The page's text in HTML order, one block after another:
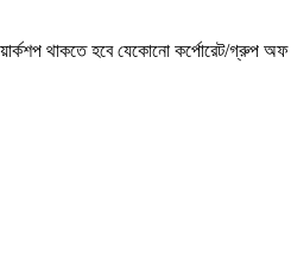
ওয়ার্কশপ থাকতে হবে যেকোনো কর্পোরেট/গ্রুপ